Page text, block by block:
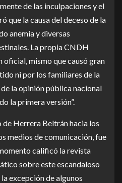
de las inculpaciones y el
que la causa del deceso de la
anemia y diversas
La propia CNDH
oficial, mismo que causó gran
ni por los familiares de la
la opinión pública nacional
la primera versión”.
de Herrera Beltrán hacia los
medios de comunicación, fue
calificó la revista
sobre este escandaloso
excepción de algunos